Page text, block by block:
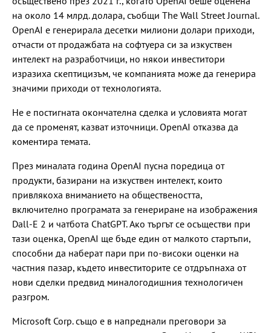
на около 14 млрд. долара, съобщи The Wall Street Journal.
OpenAI е генерирала десетки милиони долари приходи,
отчасти от продажбата на софтуера си за изкуствен
интелект на разработчици, но някои инвеститори
изразиха скептицизъм, че компанията може да генерира
значими приходи от технологията.
Не е постигната окончателна сделка и условията могат
да се променят, казват източници. OpenAI отказва да
коментира темата.
През миналата година OpenAI пусна поредица от
продукти, базирани на изкуствен интелект, които
привлякоха вниманието на обществеността,
включително програмата за генериране на изображения
Dall-E 2 и чатбота ChatGPT. Ако търгът се осъществи при
тази оценка, OpenAI ще бъде един от малкото стартъпи,
способни да наберат пари при по-високи оценки на
частния пазар, където инвеститорите се отдръпнаха от
нови сделки предвид миналогодишния технологичен
разгром.
Microsoft Corp. също е в напреднали преговори за